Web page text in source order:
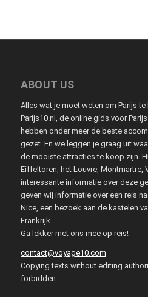
ABOUT US
Alles wat je moet weten om Parijs
Parijs10.nl, de online gids voor
hebben onder meer de beste
gezet. En we leggen je graag uit
de mooiste attracties te koop zijn.
Eiffeltoren, het Louvre, Montmartre,
interessante informatie over deze
geven wij informatie over een reis
Nice, een bezoek aan de kastelen
Frankrijk.
Ga lekker met ons mee op reis!
contact@voyage10.com
Copying texts without editing
forbidden.